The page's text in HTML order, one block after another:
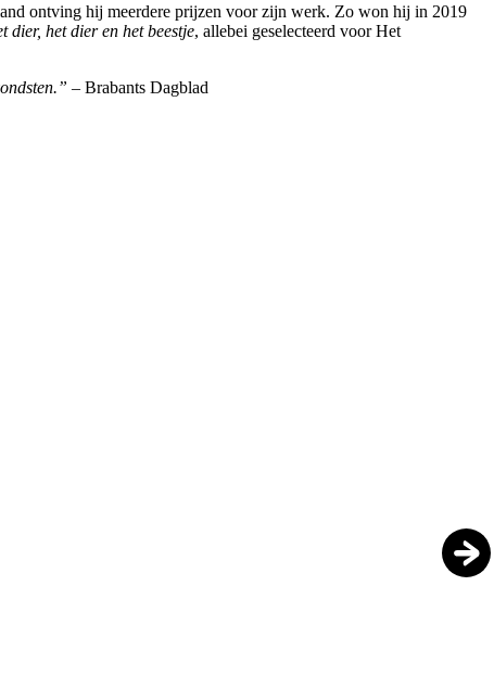
ontving hij meerdere prijzen voor zijn werk. Zo won hij in 2019
dier, het dier en het beestje, allebei geselecteerd voor Het
– Brabants Dagblad